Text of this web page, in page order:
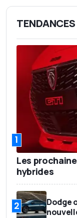
TENDANCES
1
Les
hybrides
2
Dodge